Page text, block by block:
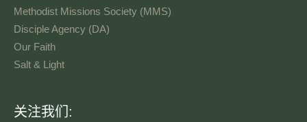
Methodist Missions Society (MMS)
Disciple Agency (DA)
Our Faith
Salt & Light
关注我们:
语